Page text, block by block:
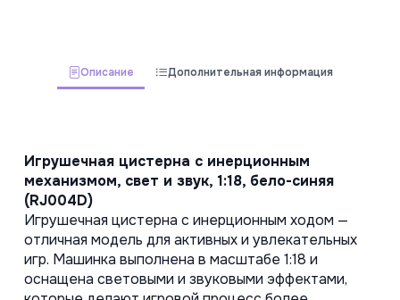
Описание Дополнительная информация
Игрушечная цистерна с инерционным
механизмом, свет и звук, 1:18, бело-синяя
(RJ004D)
Игрушечная цистерна с инерционным ходом —
отличная модель для активных и увлекательных
игр. Машинка выполнена в масштабе 1:18 и
оснащена световыми и звуковыми эффектами,